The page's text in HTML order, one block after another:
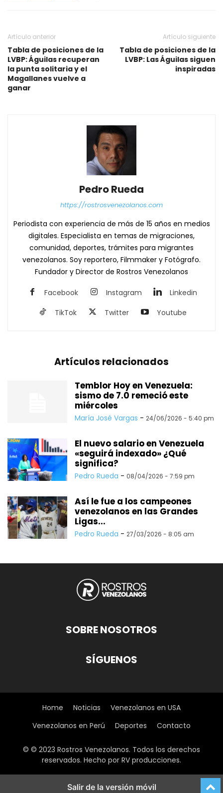
Artículo anterior
Tabla de posiciones de la
LVBP: Águilas recuperan
la punta solitaria y el
Magallanes vuelve a
ganar
Artículo siguiente
Tabla de posiciones de la
LVBP: Las Águilas siguen
inspiradas
Pedro Rueda
https://rostrosvenezolanos.com
Periodista con experiencia de más de 15 años en medios
digitales. Especialista en temas de migraciones,
comunidad, deportes, trámites para migrantes
venezolanos. Soy reportero, Filmmaker y Fotógrafo.
Fundador y Director de Rostros Venezolanos
Facebook Instagram
Linkedin
TikTok
Twitter Youtube
Artículos relacionados
Temblor Hoy en Venezuela:
sismo de 7.0 remeció este
miércoles
María José Vargas - 24/06/2026 - 5:40 pm
El nuevo salario en Venezuela
«seguirá indexado» ¿Qué
significa?
Pedro Rueda - 08/04/2026 - 7:59 pm
Así le fue a los campeones
venezolanos en las Grandes
Ligas...
Pedro Rueda - 27/03/2026 - 8:05 am
SOBRE NOSOTROS
SÍGUENOS
Home Noticias
Venezolanos en USA
Venezolanos en Perú
Deportes Contacto
© © 2023 Rostros Venezolanos. Todos los derechos
reservados. Hecho por RV producciones.
Salir de la versión móvil